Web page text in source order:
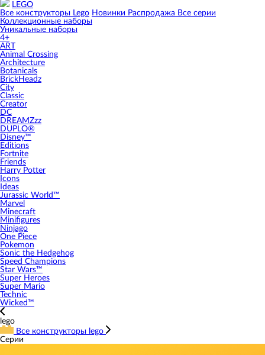
LEGO
Все конструкторы Lego Новинки Распродажа Все серии
Коллекционные наборы
Уникальные наборы
4+
ART
Animal Crossing
Architecture
Botanicals
BrickHeadz
City
Classic
Creator
DC
DREAMZzz
DUPLO®
Disney™
Editions
Fortnite
Friends
Harry Potter
Icons
Ideas
Jurassic World™
Marvel
Minecraft
Minifigures
Ninjago
One Piece
Pokemon
Sonic the Hedgehog
Speed Champions
Star Wars™
Super Heroes
Super Mario
Technic
Wicked™
lego
Все конструкторы lego
Серии